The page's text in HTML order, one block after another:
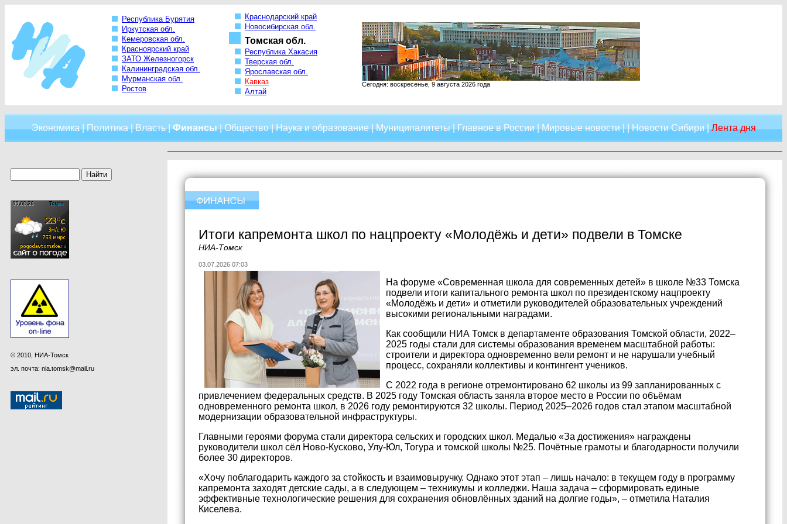
Республика Бурятия
Иркутская обл.
Кемеровская обл.
Красноярский край
ЗАТО Железногорск
Калининградская обл.
Мурманская обл.
Ростов
Краснодарский край
Новосибирская обл.
Томская обл.
Республика Хакасия
Тверская обл.
Ярославская обл.
Кавказ
Алтай
Сегодня: воскресенье, 9 августа 2026 года
Экономика|Политика|Власть|Финансы|Общество|Наука и образование|Муниципалитеты|Главное в России|Мировые новости| |Новости Сибири|Лента дня
© 2010, НИА-Томск
эл. почта: nia.tomsk@mail.ru
Итоги капремонта школ по нацпроекту «Молодёжь и дети» подвели в Томске
НИА-Томск
03.07.2026 07:03
На форуме «Современная школа для современных детей» в школе №33 Томска
подвели итоги капитального ремонта школ по президентскому нацпроекту
«Молодёжь и дети» и отметили руководителей образовательных учреждений
высокими региональными наградами.
Как сообщили НИА Томск в департаменте образования Томской области, 2022–
2025 годы стали для системы образования временем масштабной работы:
строители и директора одновременно вели ремонт и не нарушали учебный
процесс, сохраняли коллективы и контингент учеников.
С 2022 года в регионе отремонтировано 62 школы из 99 запланированных с
привлечением федеральных средств. В 2025 году Томская область заняла второе место в России по объёмам
одновременного ремонта школ, в 2026 году ремонтируются 32 школы. Период 2025–2026 годов стал этапом масштабной
модернизации образовательной инфраструктуры.
Главными героями форума стали директора сельских и городских школ. Медалью «За достижения» награждены
руководители школ сёл Ново-Кусково, Улу-Юл, Тогура и томской школы №25. Почётные грамоты и благодарности получили
более 30 директоров.
«Хочу поблагодарить каждого за стойкость и взаимовыручку. Однако этот этап – лишь начало: в текущем году в программу
капремонта заходят детские сады, а в следующем – техникумы и колледжи. Наша задача – сформировать единые
эффективные технологические решения для сохранения обновлённых зданий на долгие годы», – отметила Наталия
Киселева.